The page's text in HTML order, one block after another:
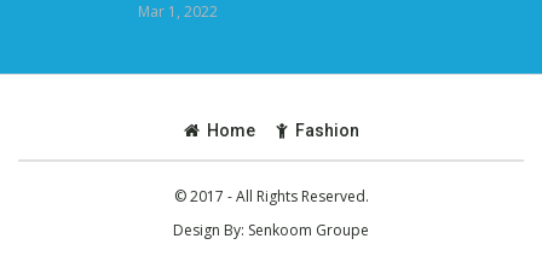
Mar 1, 2022
Home Fashion
© 2017 - All Rights Reserved.
Design By: Senkoom Groupe